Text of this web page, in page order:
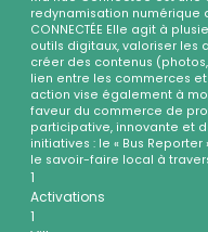
redynamisation numérique
CONNECTÉE Elle agit à
outils digitaux, valoriser les
créer des contenus
lien entre les commerces et
action vise également à
faveur du commerce de
participative, innovante et
initiatives : le « Bus
le savoir-faire local à
1
Activations
1